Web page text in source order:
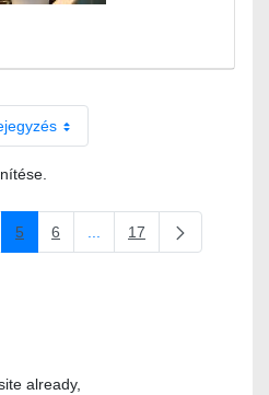
Navigáljon a TAB billentyűvel.
Oldal
5 Oldal
6 Köztes oldalak
Oldal
17
already,